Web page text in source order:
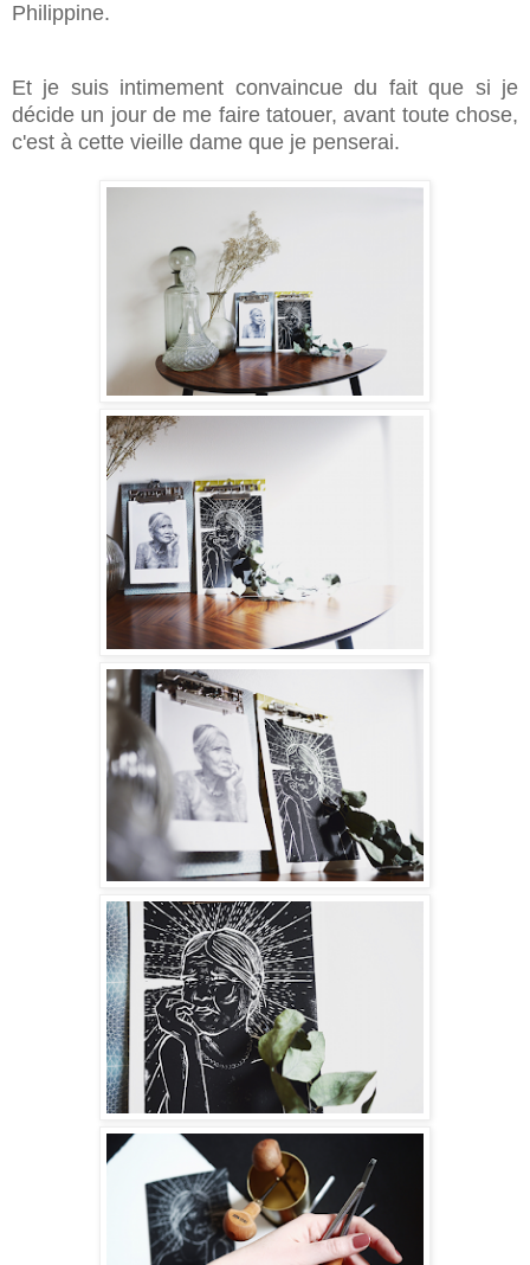
Philippine.
Et je suis intimement convaincue du fait que si je
décide un jour de me faire tatouer, avant toute chose,
c'est à cette vieille dame que je penserai.